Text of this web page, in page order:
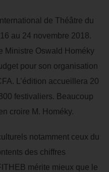
de Théâtre du
au 24 novembre 2018.
Ministre Oswald Homéky
pour son organisation
L’édition accueillera 20
festivaliers. Beaucoup
croire M. Homéky.
notamment ceux du
des chiffres
mérite mieux que le